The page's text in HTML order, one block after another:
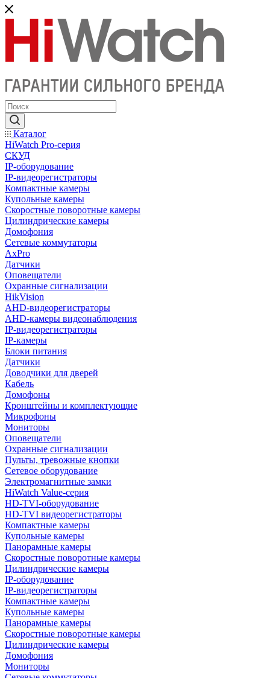
Каталог
HiWatch Pro-серия
CКУД
IP-оборудование
IP-видеорегистраторы
Компактные камеры
Купольные камеры
Скоростные поворотные камеры
Цилиндрические камеры
Домофония
Сетевые коммутаторы
AxPro
Датчики
Оповещатели
Охранные сигнализации
HikVision
AHD-видеорегистраторы
AHD-камеры видеонаблюдения
IP-видеорегистраторы
IP-камеры
Блоки питания
Датчики
Доводчики для дверей
Кабель
Домофоны
Кронштейны и комплектующие
Микрофоны
Мониторы
Оповещатели
Охранные сигнализации
Пульты, тревожные кнопки
Сетевое оборудование
Электромагнитные замки
HiWatch Value-серия
HD-TVI-оборудование
HD-TVI видеорегистраторы
Компактные камеры
Купольные камеры
Панорамные камеры
Скоростные поворотные камеры
Цилиндрические камеры
IP-оборудование
IP-видеорегистраторы
Компактные камеры
Купольные камеры
Панорамные камеры
Скоростные поворотные камеры
Цилиндрические камеры
Домофония
Мониторы